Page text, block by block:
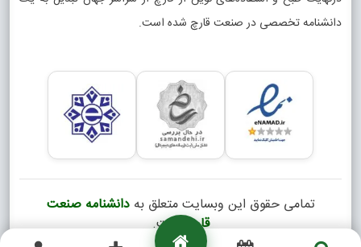
دانشنامه تخصصی در صنعت قارچ شده است.
تمامی حقوق این وبسایت متعلق بهدانشنامه صنعت
قارچ
است.